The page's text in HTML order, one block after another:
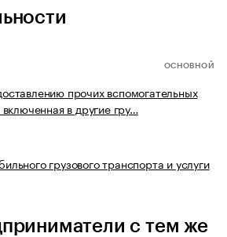
ОСНОВНОЙ
прочих вспомогательных
в другие гру…
грузового транспорта и услуги
с тем же